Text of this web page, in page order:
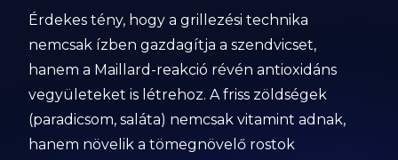
Érdekes tény, hogy a grillezési technika
nemcsak ízben gazdagítja a szendvicset,
hanem a Maillard-reakció révén antioxidáns
vegyületeket is létrehoz. A friss zöldségek
(paradicsom, saláta) nemcsak vitamint adnak,
hanem növelik a tömegnövelő rostok